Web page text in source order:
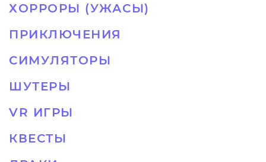
ХОРРОРЫ (УЖАСЫ)
ПРИКЛЮЧЕНИЯ
СИМУЛЯТОРЫ
ШУТЕРЫ
VR ИГРЫ
КВЕСТЫ